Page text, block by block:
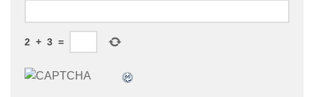
2 + 3 =